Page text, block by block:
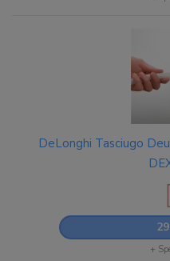
DeLonghi Tasciugo
+